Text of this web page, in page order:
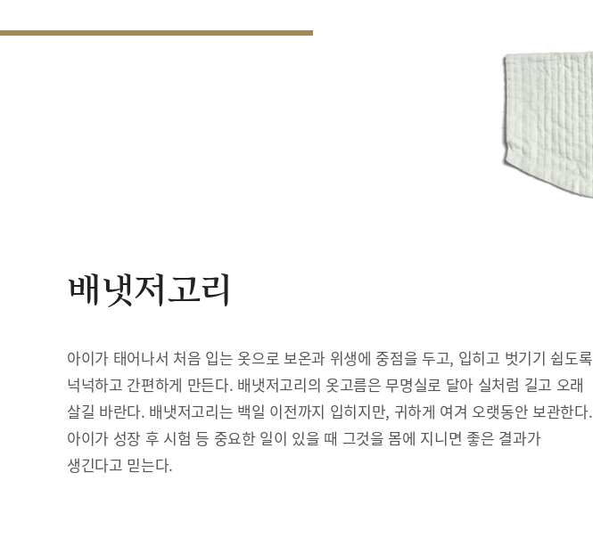
배냇저고리
아이가 태어나서 처음 입는 옷으로 보온과 위생에 중점을 두고, 입히고 벗기기 쉽도록
넉넉하고 간편하게 만든다. 배냇저고리의 옷고름은 무명실로 달아 실처럼 길고 오래
살길 바란다. 배냇저고리는 백일 이전까지 입히지만, 귀하게 여겨 오랫동안 보관한다.
아이가 성장 후 시험 등 중요한 일이 있을 때 그것을 몸에 지니면 좋은 결과가
생긴다고 믿는다.